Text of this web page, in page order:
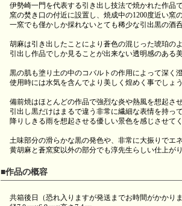
伊勢崎一門を代表する引き出し技法で焼かれた作品で
窯の焚き口の付近に設置し、焼成中の1200度近い窯
一窯でも僅かしか採れないとても稀少な引出黒の酒呑
胡麻は引き出したことにより蒼色の混じった琥珀のよ
引出し作品でしか見ることが出来ない透明感のある
黒の肌も塗り土の中のコバルトの作用によって深く
使用時には水気を含んでより美しく煌めく事でしょう
備前焼はほとんどの作品で強烈な炎や熱風を想起させ
引出し黒だけはまるで違う非常に繊細な表情を持って
降りしきる雨を想起させる優しい景色を感じさせてく
土味部分の滑らかな黒の発色や、非常に大振りでエ
黄胡麻と蒼窯変以外の部分でも淳先生らしい仕上が
■作品の概容
共箱後日（恐れ入りますが発送までお時間がかかりま